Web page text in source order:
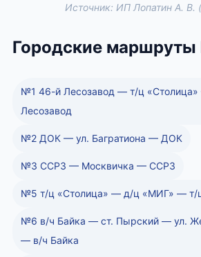
Источник: ИП Лопатин А. В.
Городские маршруты
№1 46-й Лесозавод — т/ц
Лесозавод
№2 ДОК — ул. Багратиона — ДОК
№3 ССРЗ — Москвичка — ССРЗ
№5 т/ц «Столица» — д/ц «МИГ» — т/
№6 в/ч Байка — ст. Пырский — ул.
— в/ч Байка